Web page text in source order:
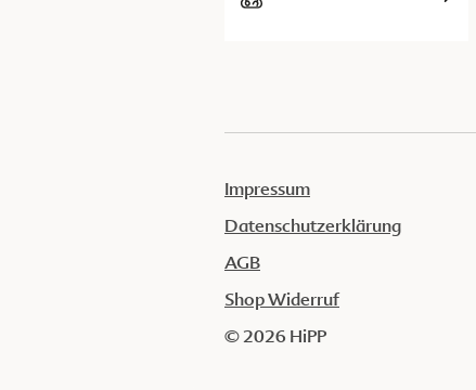
Impressum
Datenschutzerklärung
AGB
Shop Widerruf
© 2026 HiPP